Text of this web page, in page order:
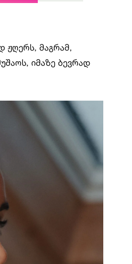
ჟღერს, მაგრამ,
იმაზე ბევრად